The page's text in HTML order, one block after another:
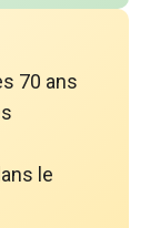
70 ans
le